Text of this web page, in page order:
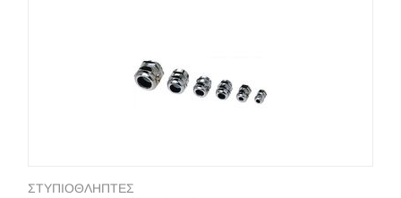
ΣΤΥΠΙΟΘΛΗΠΤΕΣ